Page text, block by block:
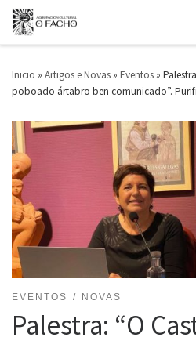
Saltar ao contido
Inicio » Artigos e Novas » Eventos »
poboado ártabro ben comunicado”.
EVENTOS NOVAS
Palestra: “O